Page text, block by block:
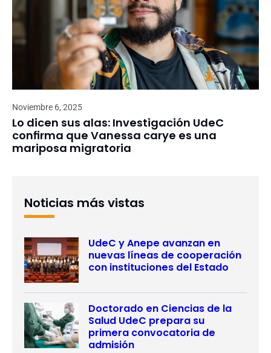
Noviembre 6, 2025
Lo dicen sus alas: Investigación UdeC
confirma que Vanessa carye es una
mariposa migratoria
Noticias más vistas
UdeC y Anepe avanzan en
nuevas líneas de cooperación
con instituciones del Estado
Doctorado en Ciencias de la
Salud UdeC prepara su
primera convocatoria de
admisión